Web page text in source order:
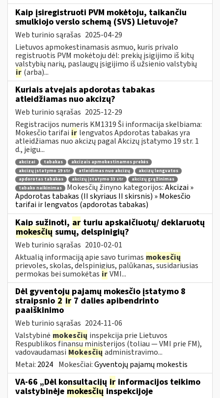
Kaip įsiregistruoti PVM mokėtoju, taikančiu
smulkiojo verslo schemą (SVS) Lietuvoje?
Web turinio sąrašas 2025-04-29
Lietuvos apmokestinamasis asmuo, kuris privalo
registruotis PVM mokėtoju dėl: prekių įsigijimo iš kitų
valstybių narių, paslaugų įsigijimo iš užsienio valstybių
ir (arba)...
Kuriais atvejais apdorotas tabakas
atleidžiamas nuo akcizų?
Web turinio sąrašas 2025-12-29
Registracijos numeris KM1319 Ši informacija skelbiama:
Mokesčio tarifai ir lengvatos Apdorotas tabakas yra
atleidžiamas nuo akcizų pagal Akcizų įstatymo 19 str. 1
d., jeigu...
akcizai tabakas
akcizais apmokestinamos prekės
akcizų įstatymo 19 str
atleidimas nuo akcizų
akcizų lengvatos
apdorotas tabakas
akcizų įstatymo 33 str
akcizų grąžinimas
tabako naikinimas
Mokesčių žinyno kategorijos:Akcizai »
Apdorotas tabakas (II skyriaus II skirsnis) » Mokesčio
tarifai ir lengvatos (apdorotas tabakas)
Kaip sužinoti, ar turiu apskaičiuotų/ deklaruotų
mokesčių sumų, delspinigių?
Web turinio sąrašas 2010-02-01
Aktualią informaciją apie savo turimas mokesčių
prievoles, skolas, delspinigius, palūkanas, susidariusias
permokas bei sumokėtas irVMI...
Dėl gyventojų pajamų mokesčio įstatymo 8
straipsnio 2 ir 7 dalies apibendrinto
paaiškinimo
Web turinio sąrašas 2024-11-06
Valstybinė mokesčių inspekcija prie Lietuvos
Respublikos finansų ministerijos (toliau — VMI prie FM),
vadovaudamasi Mokesčių administravimo...
Metai: 2024 Mokesčiai:Gyventojų pajamų mokestis
VA-66 „Dėl konsultacijų ir informacijos teikimo
valstybinėje mokesčių inspekcijoje